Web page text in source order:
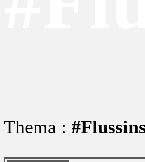
Thema :